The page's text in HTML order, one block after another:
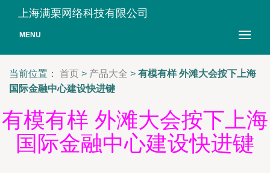
上海满栗网络科技有限公司
MENU
当前位置： 首页 > 产品大全 > 有模有样 外滩大会按下上海
国际金融中心建设快进键
有模有样 外滩大会按下上海
国际金融中心建设快进键